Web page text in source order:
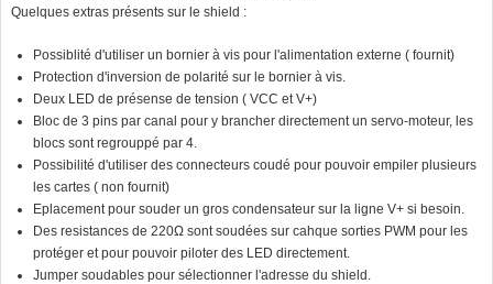
Quelques extras présents sur le shield :
Possiblité d'utiliser un bornier à vis pour l'alimentation externe ( fournit)
Protection d'inversion de polarité sur le bornier à vis.
Deux LED de présense de tension ( VCC et V+)
Bloc de 3 pins par canal pour y brancher directement un servo-moteur, les
blocs sont regrouppé par 4.
Possibilité d'utiliser des connecteurs coudé pour pouvoir empiler plusieurs
les cartes ( non fournit)
Eplacement pour souder un gros condensateur sur la ligne V+ si besoin.
Des resistances de 220Ω sont soudées sur cahque sorties PWM pour les
protéger et pour pouvoir piloter des LED directement.
Jumper soudables pour sélectionner l'adresse du shield.